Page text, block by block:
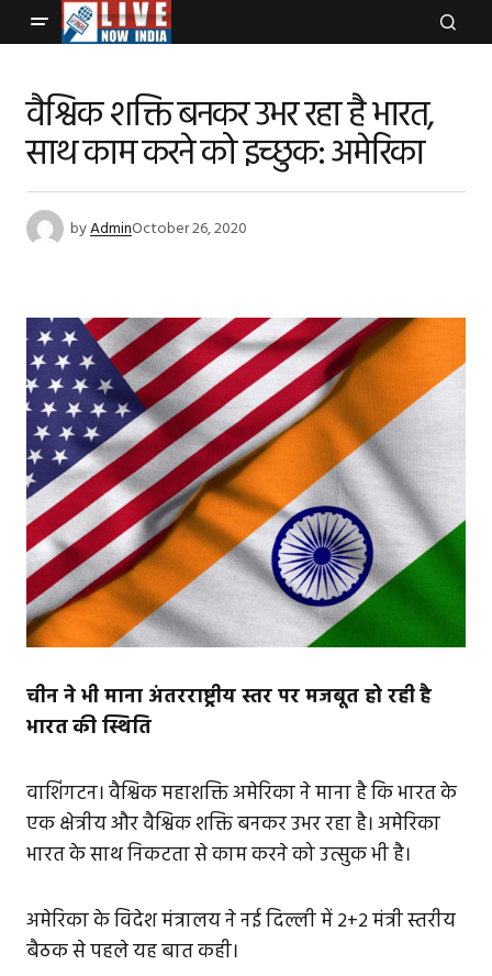
वैश्विक शक्ति बनकर उभर रहा है भारत,
साथ काम करने को इच्छुक: अमेरिका
byAdminOctober 26, 2020
चीन ने भी माना अंतरराष्ट्रीय स्तर पर मजबूत हो रहीहै
भारतकी स्थिति
वाशिंगटन। वैश्विक महाशक्ति अमेरिका ने माना है कि भारत के
एक क्षेत्रीय और वैश्विक शक्ति बनकर उभर रहा है। अमेरिका
भारत के साथ निकटता से काम करने को उत्सुक भी है।
अमेरिका के विदेश मंत्रालय ने नई दिल्ली में 2+2 मंत्री स्तरीय
बैठक से पहले यह बात कही।